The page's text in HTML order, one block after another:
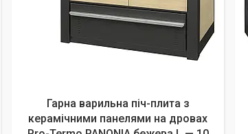
Гарна варильна піч-плита з
керамічними панелями на дровах